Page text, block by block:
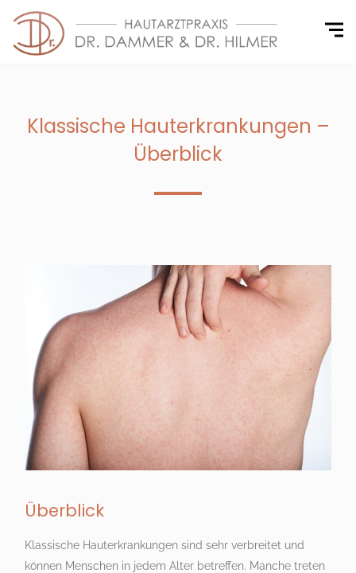
Klassische Hauterkrankungen –
Überblick
Überblick
Klassische Hauterkrankungen sind sehr verbreitet und
können Menschen in jedem Alter betreffen. Manche treten